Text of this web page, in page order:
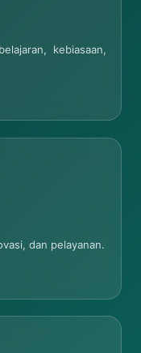
kebiasaan,
dan pelayanan.